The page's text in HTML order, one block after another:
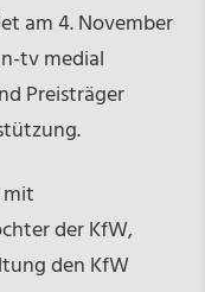
am 4. November
tv medial
Preisträger
mit
der KfW,
den KfW